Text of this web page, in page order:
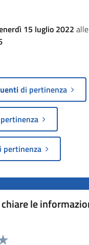
15 luglio 2022
di pertinenza
pertinenza
le
la pagina